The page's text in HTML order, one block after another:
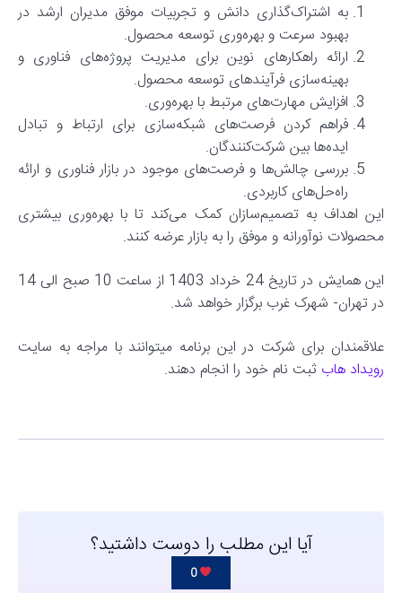
به اشتراک‌گذاری دانش و تجربیات موفق مدیران ارشد در
بهبود سرعت و بهره‌وری توسعه محصول.
ارائه راهکارهای نوین برای مدیریت پروژه‌های فناوری و
بهینه‌سازی فرآیندهای توسعه محصول.
افزایش مهارت‌های مرتبط با بهره‌وری.
فراهم کردن فرصت‌های شبکه‌سازی برای ارتباط و تبادل
ایده‌ها بین شرکت‌کنندگان.
بررسی چالش‌ها و فرصت‌های موجود در بازار فناوری و ارائه
راه‌حل‌های کاربردی.
این اهداف به تصمیم‌سازان کمک می‌کند تا با بهره‌وری بیشتری
محصولات نوآورانه و موفق را به بازار عرضه کنند.
این همایش در تاریخ 24 خرداد 1403 از ساعت 10 صبح الی 14
در تهران- شهرک غرب برگزار خواهد شد.
علاقمندان برای شرکت در این برنامه میتوانند با مراجه به سایت
رویداد هاب ثبت نام خود را انجام دهند.
آیا این مطلب را دوست داشتید؟
0